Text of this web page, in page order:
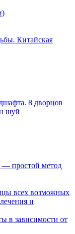
Китайская
8 дворцов
шуй
— простой метод
всех возможных
и
в зависимости от